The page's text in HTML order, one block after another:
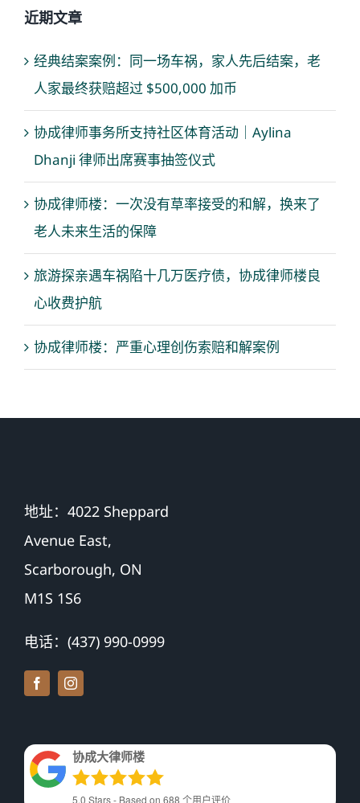
近期文章
经典结案案例：同一场车祸，家人先后结案，老
人家最终获赔超过 $500,000 加币
协成律师事务所支持社区体育活动｜Aylina
Dhanji 律师出席赛事抽签仪式
协成律师楼：一次没有草率接受的和解，换来了
老人未来生活的保障
旅游探亲遇车祸陷十几万医疗债，协成律师楼良
心收费护航
协成律师楼：严重心理创伤索赔和解案例
地址：4022 Sheppard
Avenue East,
Scarborough, ON
M1S 1S6
电话：(437) 990-0999
协成大律师楼
5.0 Stars - Based on 688 个用户评价